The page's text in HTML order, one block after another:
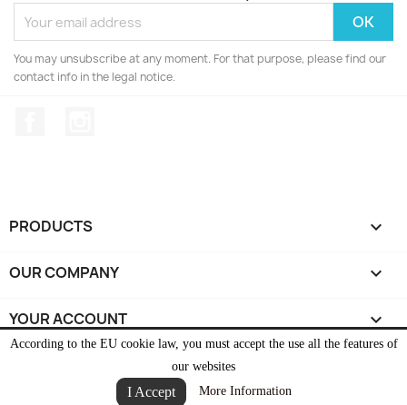
According to the EU cookie law, you must accept the use all the features of
our websites
I Accept More Information
You may unsubscribe at any moment. For that purpose, please find our
contact info in the legal notice.
PRODUCTS 
OUR COMPANY 
YOUR ACCOUNT 
© 2026 - Ecommerce software by PrestaShop™